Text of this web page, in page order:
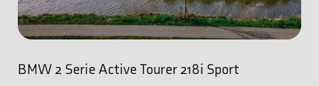
BMW 2 Serie Active Tourer 218i Sport